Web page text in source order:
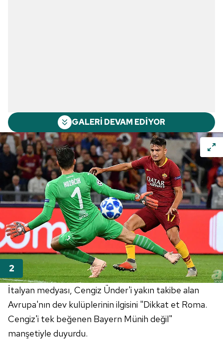
GALERİ DEVAM EDİYOR
İtalyan medyası, Cengiz Ünder'i yakın takibe alan
Avrupa'nın dev kulüplerinin ilgisini "Dikkat et Roma.
Cengiz'i tek beğenen Bayern Münih değil"
manşetiyle duyurdu.